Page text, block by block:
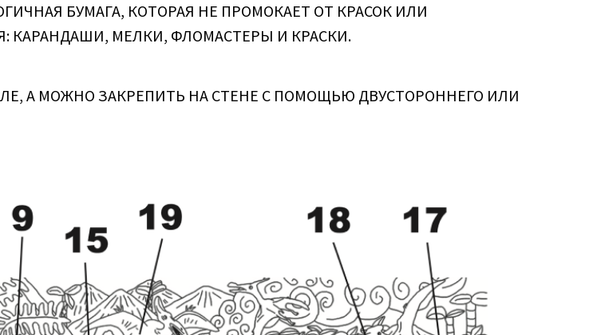
БУМАГА, КОТОРАЯ НЕ ПРОМОКАЕТ ОТ КРАСОК ИЛИ
КАРАНДАШИ, МЕЛКИ, ФЛОМАСТЕРЫ И КРАСКИ.
А МОЖНО ЗАКРЕПИТЬ НА СТЕНЕ С ПОМОЩЬЮ ДВУСТОРОННЕГО ИЛИ